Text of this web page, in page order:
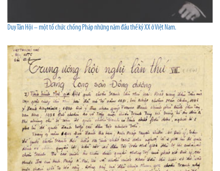
Duy Tân Hội – một tổ chức chống Pháp những năm đầu thế kỷ XX ở Việt Nam.